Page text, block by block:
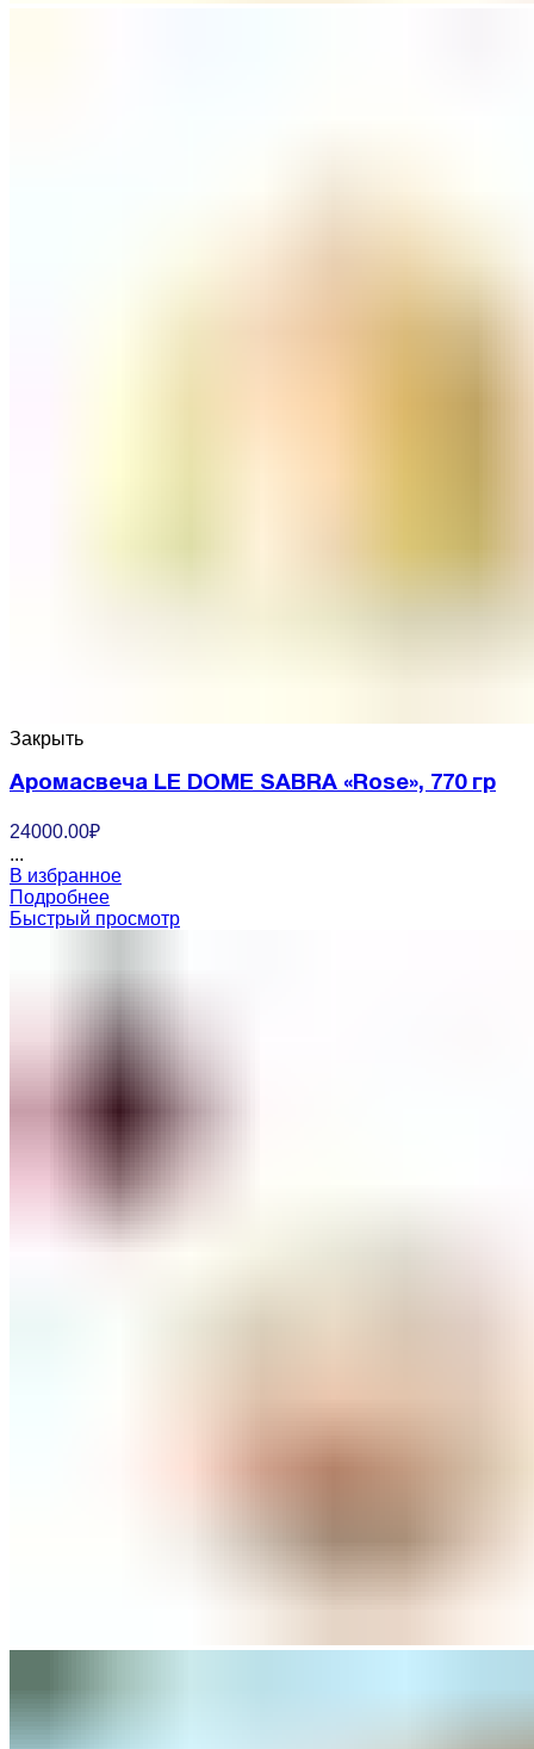
Закрыть
Аромасвеча LE DOME SABRA «Rose», 770 гр
24000.00₽
...
В избранное
Подробнее
Быстрый просмотр